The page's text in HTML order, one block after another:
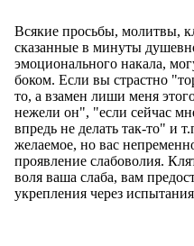
Всякие просьбы, молитвы,
сказанные в минуты
эмоционального накала,
боком. Если вы страстно
то, а взамен лиши меня
нежели он", "если сейчас
впредь не делать так-то" и
желаемое, но вас
проявление слабоволия.
воля ваша слаба, вам
укрепления через